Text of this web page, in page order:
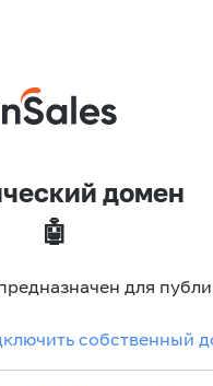
домен
🤖
для
собственный